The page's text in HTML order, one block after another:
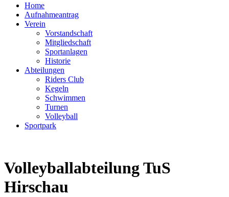
Home
Aufnahmeantrag
Verein
Vorstandschaft
Mitgliedschaft
Sportanlagen
Historie
Abteilungen
Riders Club
Kegeln
Schwimmen
Turnen
Volleyball
Sportpark
Volleyballabteilung TuS
Hirschau